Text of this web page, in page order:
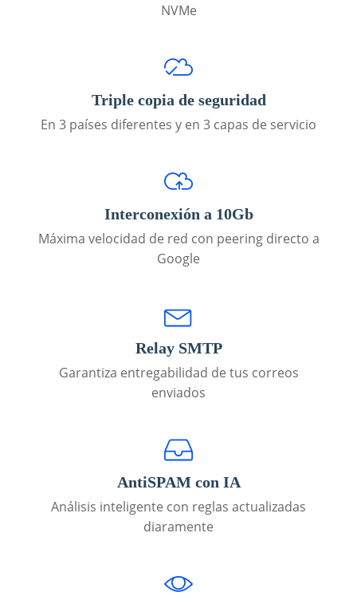
NVMe
Triple copia de seguridad
En 3 países diferentes y en 3 capas de servicio
Interconexión a 10Gb
Máxima velocidad de red con peering directo a
Google
Relay SMTP
Garantiza entregabilidad de tus correos
enviados
AntiSPAM con IA
Análisis inteligente con reglas actualizadas
diaramente